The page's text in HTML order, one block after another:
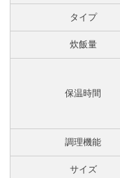
タイプ
炊飯量
保温時間
調理機能
サイズ